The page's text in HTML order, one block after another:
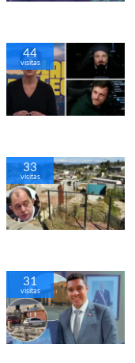
44
visitas
33
visitas
31
visitas